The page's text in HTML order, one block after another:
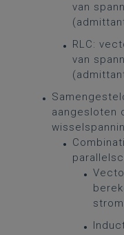
van
RLC:
van
aangesloten